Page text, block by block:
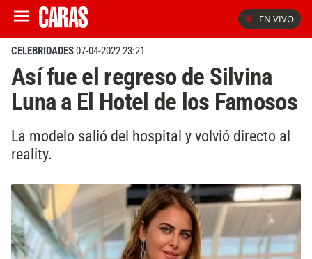
EN VIVO
CELEBRIDADES07-04-2022 23:21
Así fue el regreso de Silvina
Luna a El Hotel de los Famosos
La modelo salió del hospital y volvió directo al
reality.